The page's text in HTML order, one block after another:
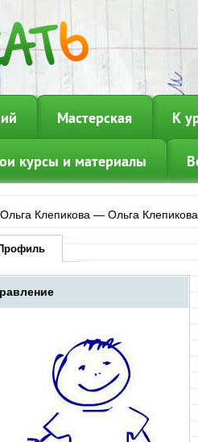
Мастерская К
курсы и материалы
Ольга Клепикова—Ольга Клепикова